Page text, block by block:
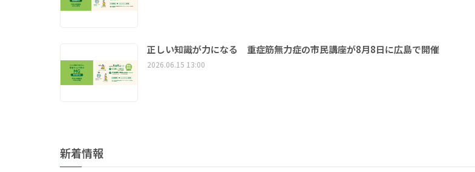
正しい知識が力になる 重症筋無力症の市民講座が8月8日に広島で開催
2026.06.15 13:00
新着情報